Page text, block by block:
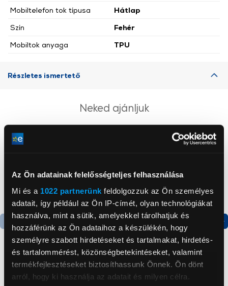
Az Ön adatainak felelősségteljes felhasználása
Mi és a 1022 partnerünk feldolgozzuk az Ön személyes
adatait, így például az Ön IP-címét, olyan technológiákat
használva, mint a sütik, amelyekkel tárolhatjuk és
hozzáférünk az Ön adataihoz a készülékén, hogy
személyre szabott hirdetéseket és tartalmakat, hirdetés-
és tartalommérést, közönségbetekintéseket, valamint
termékfejlesztéseket biztosíthassunk Önnek. Ön dönt
arról, hogy ki használja az adatait és milyen célra.
Mobiltelefon tok típusa
Hátlap
Szín
Fehér
Mobiltok anyaga
TPU
Részletes ismertető
Neked ajánljuk
Gorenje NRS8182KX Side
by side hűtőszekrény
Alulfagyasztós